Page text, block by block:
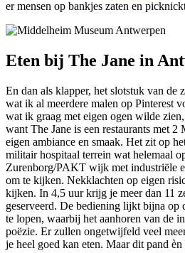
er mensen op bankjes zaten en
Eten bij The Jane in
En dan als klapper, het slotstuk van de
wat ik al meerdere malen op Pinterest
wat ik graag met eigen ogen wilde
want The Jane is een restaurants met 2
eigen ambiance en smaak. Het zit op
militair hospitaal terrein wat helemaal
Zurenborg/PAKT wijk met industriële
om te kijken. Nekklachten op eigen
kijken. In 4,5 uur krijg je meer dan 11
geserveerd. De bediening lijkt bijna op
te lopen, waarbij het aanhoren van de
poëzie. Er zullen ongetwijfeld veel
je heel goed kan eten. Maar dit pand